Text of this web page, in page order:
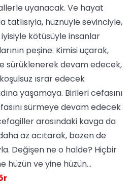
uyanacak. Ve hayat
tatlısıyla, hüznüyle sevinciyle,
kötüsüyle insanlar
peşine. Kimisi uçarak,
sürüklenerek devam edecek,
ısrar edecek
yaşamaya. Birileri cefasını
sürmeye devam edecek
arasındaki kavga da
az acıtarak, bazen de
Değişen ne o halde? Hiçbir
hüzün ve yine hüzün…